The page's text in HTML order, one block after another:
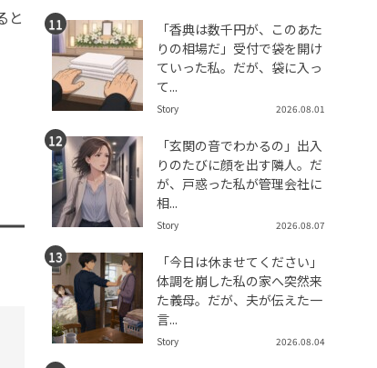
と
tend Editorial Team
「香典は数千円が、このあた
りの相場だ」受付で袋を開け
ていった私。だが、袋に入っ
て...
Story 2026.08.01
「玄関の音でわかるの」出入
りのたびに顔を出す隣人。だ
が、戸惑った私が管理会社に
相...
Story 2026.08.07
「今日は休ませてください」
体調を崩した私の家へ突然来
た義母。だが、夫が伝えた一
言...
Story 2026.08.04